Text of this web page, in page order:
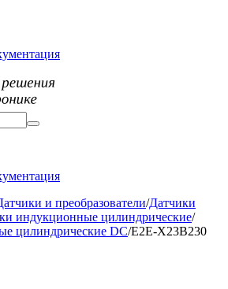
и преобразователи/Датчики
индукционные цилиндрические/
цилиндрические DC/E2E-X23B230